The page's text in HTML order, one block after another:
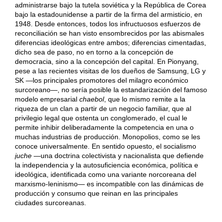
administrarse bajo la tutela soviética y la República de Corea
bajo la estadounidense a partir de la firma del armisticio, en
1948. Desde entonces, todos los infructuosos esfuerzos de
reconciliación se han visto ensombrecidos por las abismales
diferencias ideológicas entre ambos; diferencias cimentadas,
dicho sea de paso, no en torno a la concepción de
democracia, sino a la concepción del capital. En Pionyang,
pese a las recientes visitas de los dueños de Samsung, LG y
SK —los principales promotores del milagro económico
surcoreano—, no sería posible la estandarización del famoso
modelo empresarial chaebol, que lo mismo remite a la
riqueza de un clan a partir de un negocio familiar, que al
privilegio legal que ostenta un conglomerado, el cual le
permite inhibir deliberadamente la competencia en una o
muchas industrias de producción. Monopolios, como se les
conoce universalmente. En sentido opuesto, el socialismo
juche—una doctrina colectivista y nacionalista que defiende
la independencia y la autosuficiencia económica, política e
ideológica, identificada como una variante norcoreana del
marxismo-leninismo— es incompatible con las dinámicas de
producción y consumo que reinan en las principales
ciudades surcoreanas.